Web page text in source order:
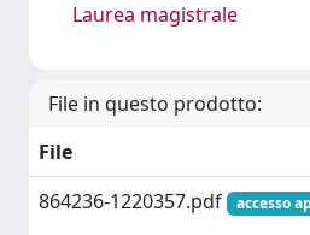
Laurea magistrale
File in questo prodotto:
File
864236-1220357.pdf
accesso